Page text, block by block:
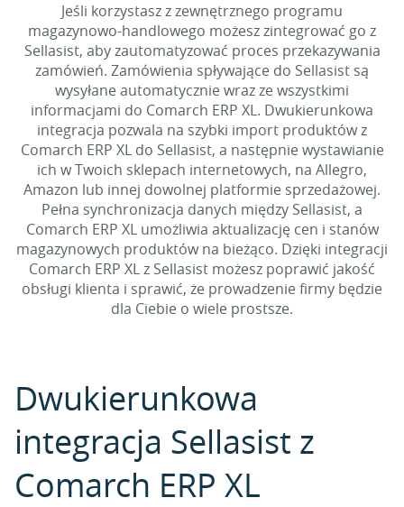
Jeśli korzystasz z zewnętrznego programu
magazynowo-handlowego możesz zintegrować go z
Sellasist, aby zautomatyzować proces przekazywania
zamówień. Zamówienia spływające do Sellasist są
wysyłane automatycznie wraz ze wszystkimi
informacjami do Comarch ERP XL. Dwukierunkowa
integracja pozwala na szybki import produktów z
Comarch ERP XL do Sellasist, a następnie wystawianie
ich w Twoich sklepach internetowych, na Allegro,
Amazon lub innej dowolnej platformie sprzedażowej.
Pełna synchronizacja danych między Sellasist, a
Comarch ERP XL umożliwia aktualizację cen i stanów
magazynowych produktów na bieżąco. Dzięki integracji
Comarch ERP XL z Sellasist możesz poprawić jakość
obsługi klienta i sprawić, że prowadzenie firmy będzie
dla Ciebie o wiele prostsze.
Dwukierunkowa
integracja Sellasist z
Comarch ERP XL